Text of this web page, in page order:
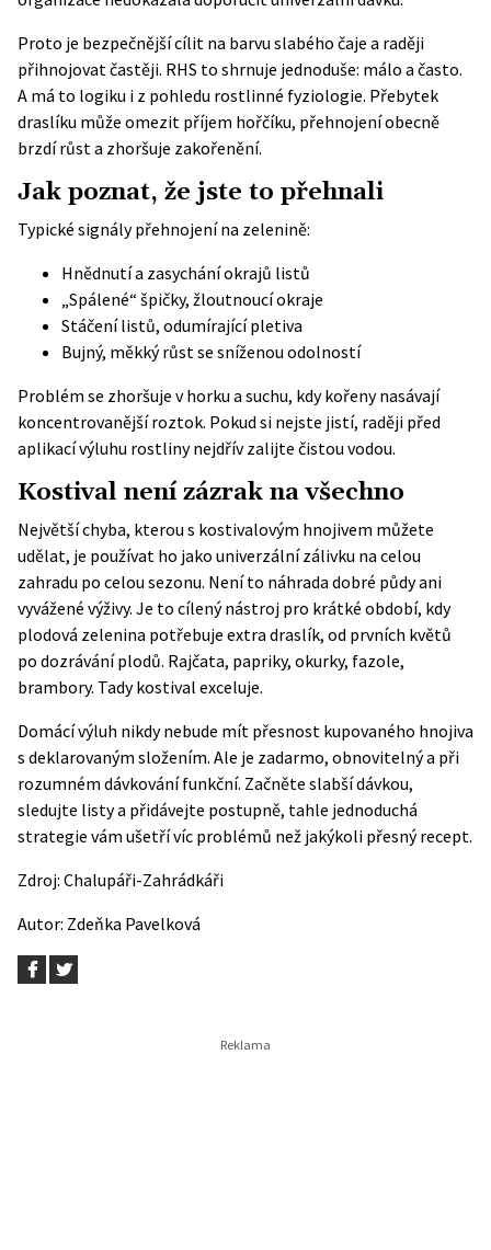
Proto je bezpečnější cílit na barvu slabého čaje a raději
přihnojovat častěji. RHS to shrnuje jednoduše: málo a často.
A má to logiku i z pohledu rostlinné fyziologie. Přebytek
draslíku může omezit příjem hořčíku, přehnojení obecně
brzdí růst a zhoršuje zakořenění.
Jak poznat, že jste to přehnali
Typické signály přehnojení na zelenině:
Hnědnutí a zasychání okrajů listů
„Spálené“ špičky, žloutnoucí okraje
Stáčení listů, odumírající pletiva
Bujný, měkký růst se sníženou odolností
Problém se zhoršuje v horku a suchu, kdy kořeny nasávají
koncentrovanější roztok. Pokud si nejste jistí, raději před
aplikací výluhu rostliny nejdřív zalijte čistou vodou.
Kostival není zázrak na všechno
Největší chyba, kterou s kostivalovým hnojivem můžete
udělat, je používat ho jako univerzální zálivku na celou
zahradu po celou sezonu. Není to náhrada dobré půdy ani
vyvážené výživy. Je to cílený nástroj pro krátké období, kdy
plodová zelenina potřebuje extra draslík, od prvních květů
po dozrávání plodů. Rajčata, papriky, okurky, fazole,
brambory. Tady kostival exceluje.
Domácí výluh nikdy nebude mít přesnost kupovaného hnojiva
s deklarovaným složením. Ale je zadarmo, obnovitelný a při
rozumném dávkování funkční. Začněte slabší dávkou,
sledujte listy a přidávejte postupně, tahle jednoduchá
strategie vám ušetří víc problémů než jakýkoli přesný recept.
Zdroj: Chalupáři-Zahrádkáři
Autor: Zdeňka Pavelková